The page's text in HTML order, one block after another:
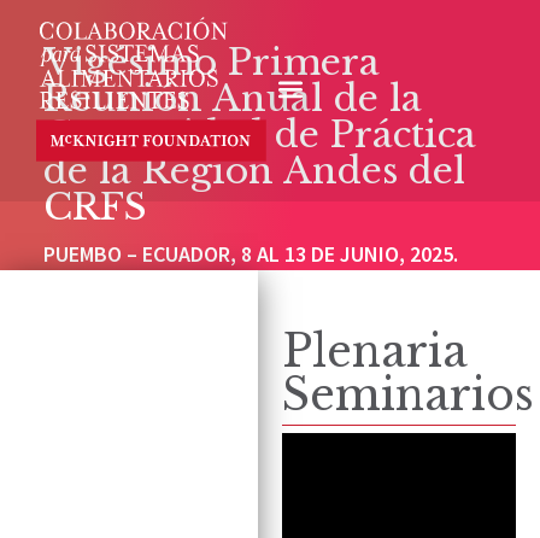
Vigésimo Primera
Reunión Anual de la
Comunidad de Práctica
de la Región Andes del
CRFS
PUEMBO – ECUADOR, 8 AL 13 DE JUNIO, 2025.
Plenaria
Seminarios